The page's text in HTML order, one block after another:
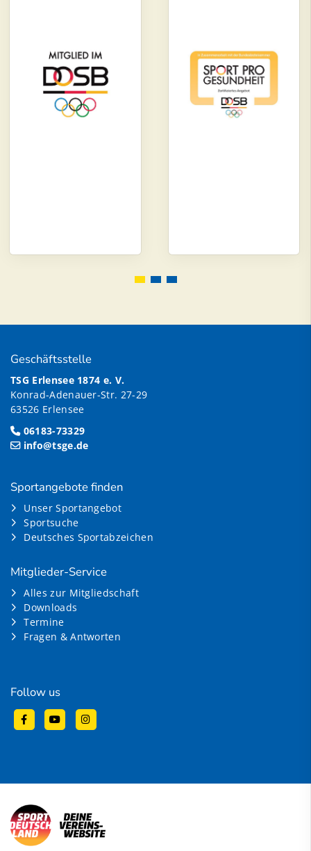
Geschäftsstelle
TSG Erlensee 1874 e. V.
Konrad-Adenauer-Str. 27-29
63526 Erlensee
06183-73329
info@tsge.de
Sportangebote finden
Unser Sportangebot
Sportsuche
Deutsches Sportabzeichen
Mitglieder-Service
Alles zur Mitgliedschaft
Downloads
Termine
Fragen & Antworten
Follow us